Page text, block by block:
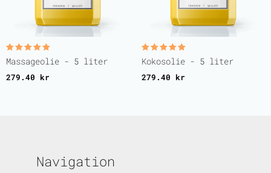
Vurderet
5.00
Massageolie - 5 liter
279.40 kr
Vurderet
5.00
Kokosolie - 5 liter
279.40 kr
Navigation